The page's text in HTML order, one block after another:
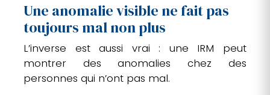
Une anomalie visible ne fait pas
toujours mal non plus
L’inverse est aussi vrai : une IRM peut
montrer des anomalies chez des
personnes qui n’ont pas mal.